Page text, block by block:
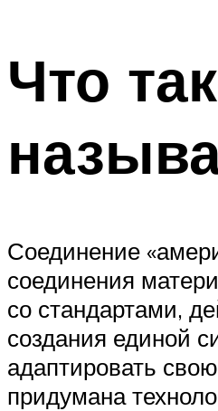
Что
Соединение
соединения
со стандартами,
создания единой
адаптировать
придумана